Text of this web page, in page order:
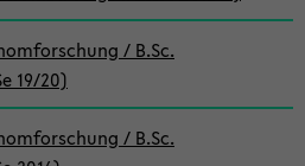
/ B.Sc.
19/20)
/ B.Sc.